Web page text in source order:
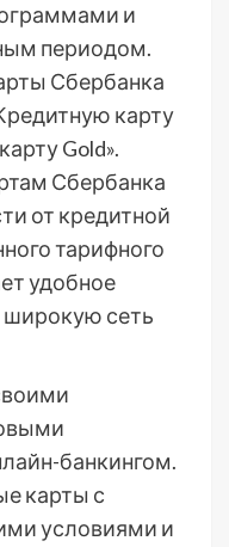
и
периодом.
Сбербанка
карту
Gold».
Сбербанка
от кредитной
тарифного
удобное
сеть
банкингом.
карты с
условиями и